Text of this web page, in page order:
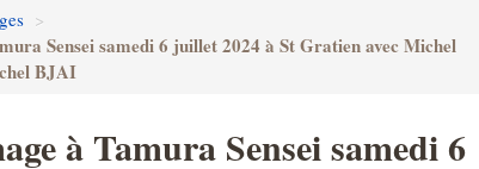
>
Sensei samedi 6 juillet 2024 à St Gratien avec Michel
BJAI
à Tamura Sensei samedi 6